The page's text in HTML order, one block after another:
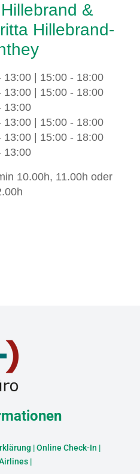
&
Hillebrand-
13:00 | 15:00 - 18:00
13:00 | 15:00 - 18:00
- 13:00
13:00 | 15:00 - 18:00
13:00 | 15:00 - 18:00
- 13:00
10.00h, 11.00h oder
|Online Check-In |
|